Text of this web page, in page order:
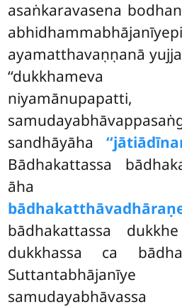
asaṅkaravasena
abhidhammabhājanīyepi
ayamatthavaṇṇanā
‘‘dukkhameva
niyamānupapatti,
sandhāyāha
Bādhakattassa
bādhakattassa
dukkhassa ca